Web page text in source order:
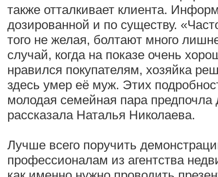
также отталкивает клиента.
дозированной и по существу.
того не желая, болтают много
случай, когда на показе очень
нравился покупателям, хозяйка
здесь умер её муж. Этих
молодая семейная пара предпочла
рассказала Наталья Николаева.
Лучше всего поручить
профессионалам из агентства